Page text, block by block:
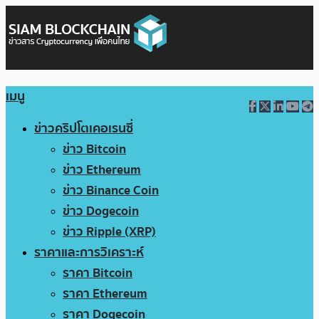
เมนู
ข่าวคริปโตเคอเรนซี่
ข่าว Bitcoin
ข่าว Ethereum
ข่าว Binance Coin
ข่าว Dogecoin
ข่าว Ripple (XRP)
ราคาและการวิเคราะห์
ราคา Bitcoin
ราคา Ethereum
ราคา Dogecoin